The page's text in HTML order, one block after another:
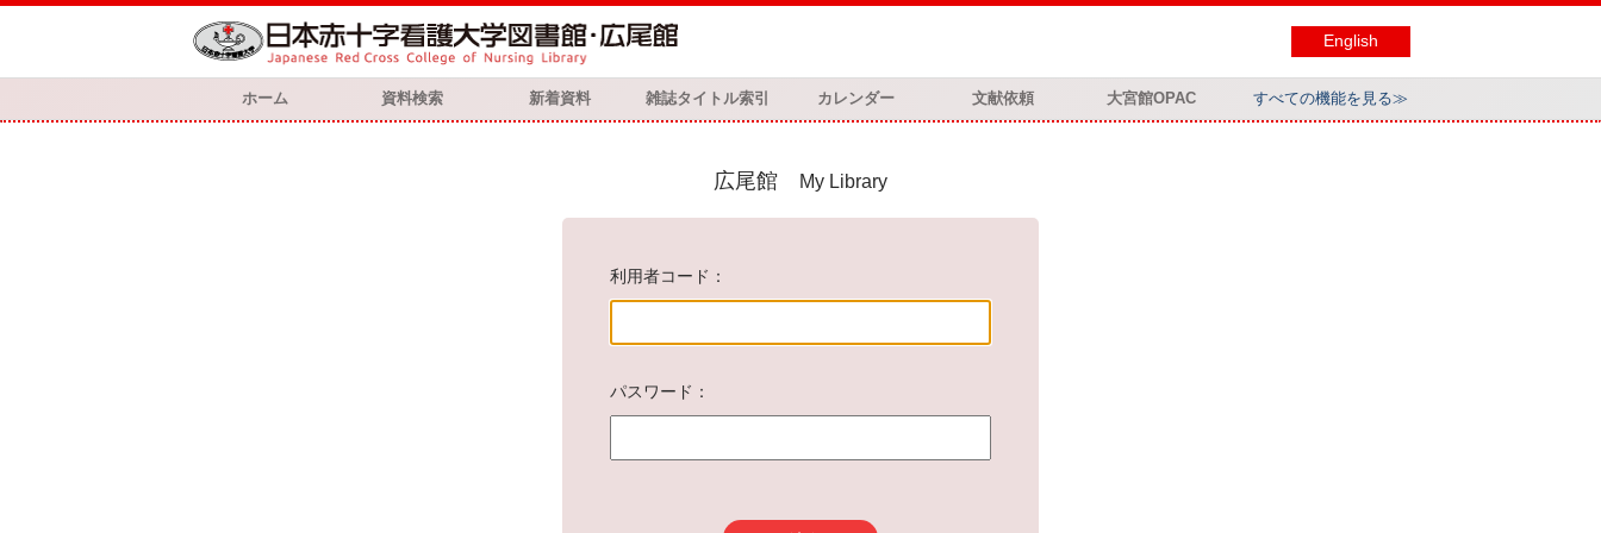
English
ホーム 資料検索 新着資料 雑誌タイトル索引 カレンダー 文献依頼 大宮館OPAC すべての機能を見る≫
広尾館 My Library
利用者コード
パスワード